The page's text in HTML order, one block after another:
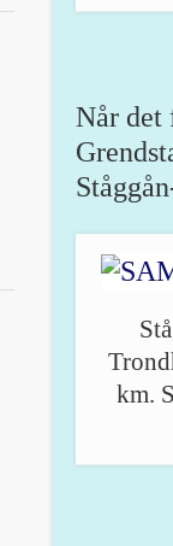
Når det
km.